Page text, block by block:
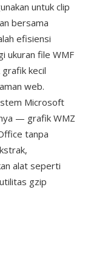
untuk clip
bersama
efisiensi
ukuran file WMF
kecil
web.
Microsoft
— grafik WMZ
tanpa
alat seperti
gzip